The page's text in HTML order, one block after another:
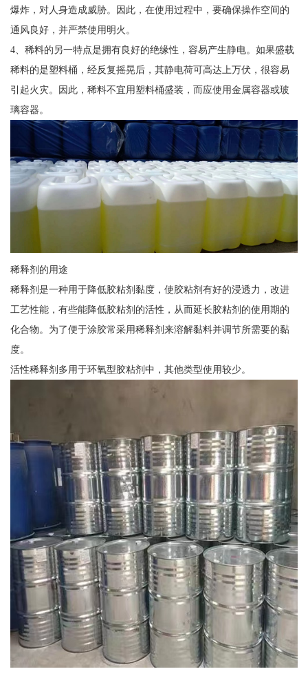
爆炸，对人身造成威胁。因此，在使用过程中，要确保操作空间的
通风良好，并严禁使用明火。
4、稀料的另一特点是拥有良好的绝缘性，容易产生静电。如果盛载
稀料的是塑料桶，经反复摇晃后，其静电荷可高达上万伏，很容易
引起火灾。因此，稀料不宜用塑料桶盛装，而应使用金属容器或玻
璃容器。
稀释剂的用途
稀释剂是一种用于降低胶粘剂黏度，使胶粘剂有好的浸透力，改进
工艺性能，有些能降低胶粘剂的活性，从而延长胶粘剂的使用期的
化合物。为了便于涂胶常采用稀释剂来溶解黏料并调节所需要的黏
度。
活性稀释剂多用于环氧型胶粘剂中，其他类型使用较少。